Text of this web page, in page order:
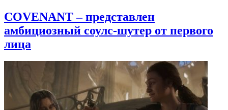
COVENANT – представлен
амбициозный соулс-шутер от первого
лица